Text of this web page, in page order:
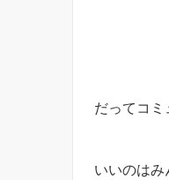
だってコ
いいのはみ